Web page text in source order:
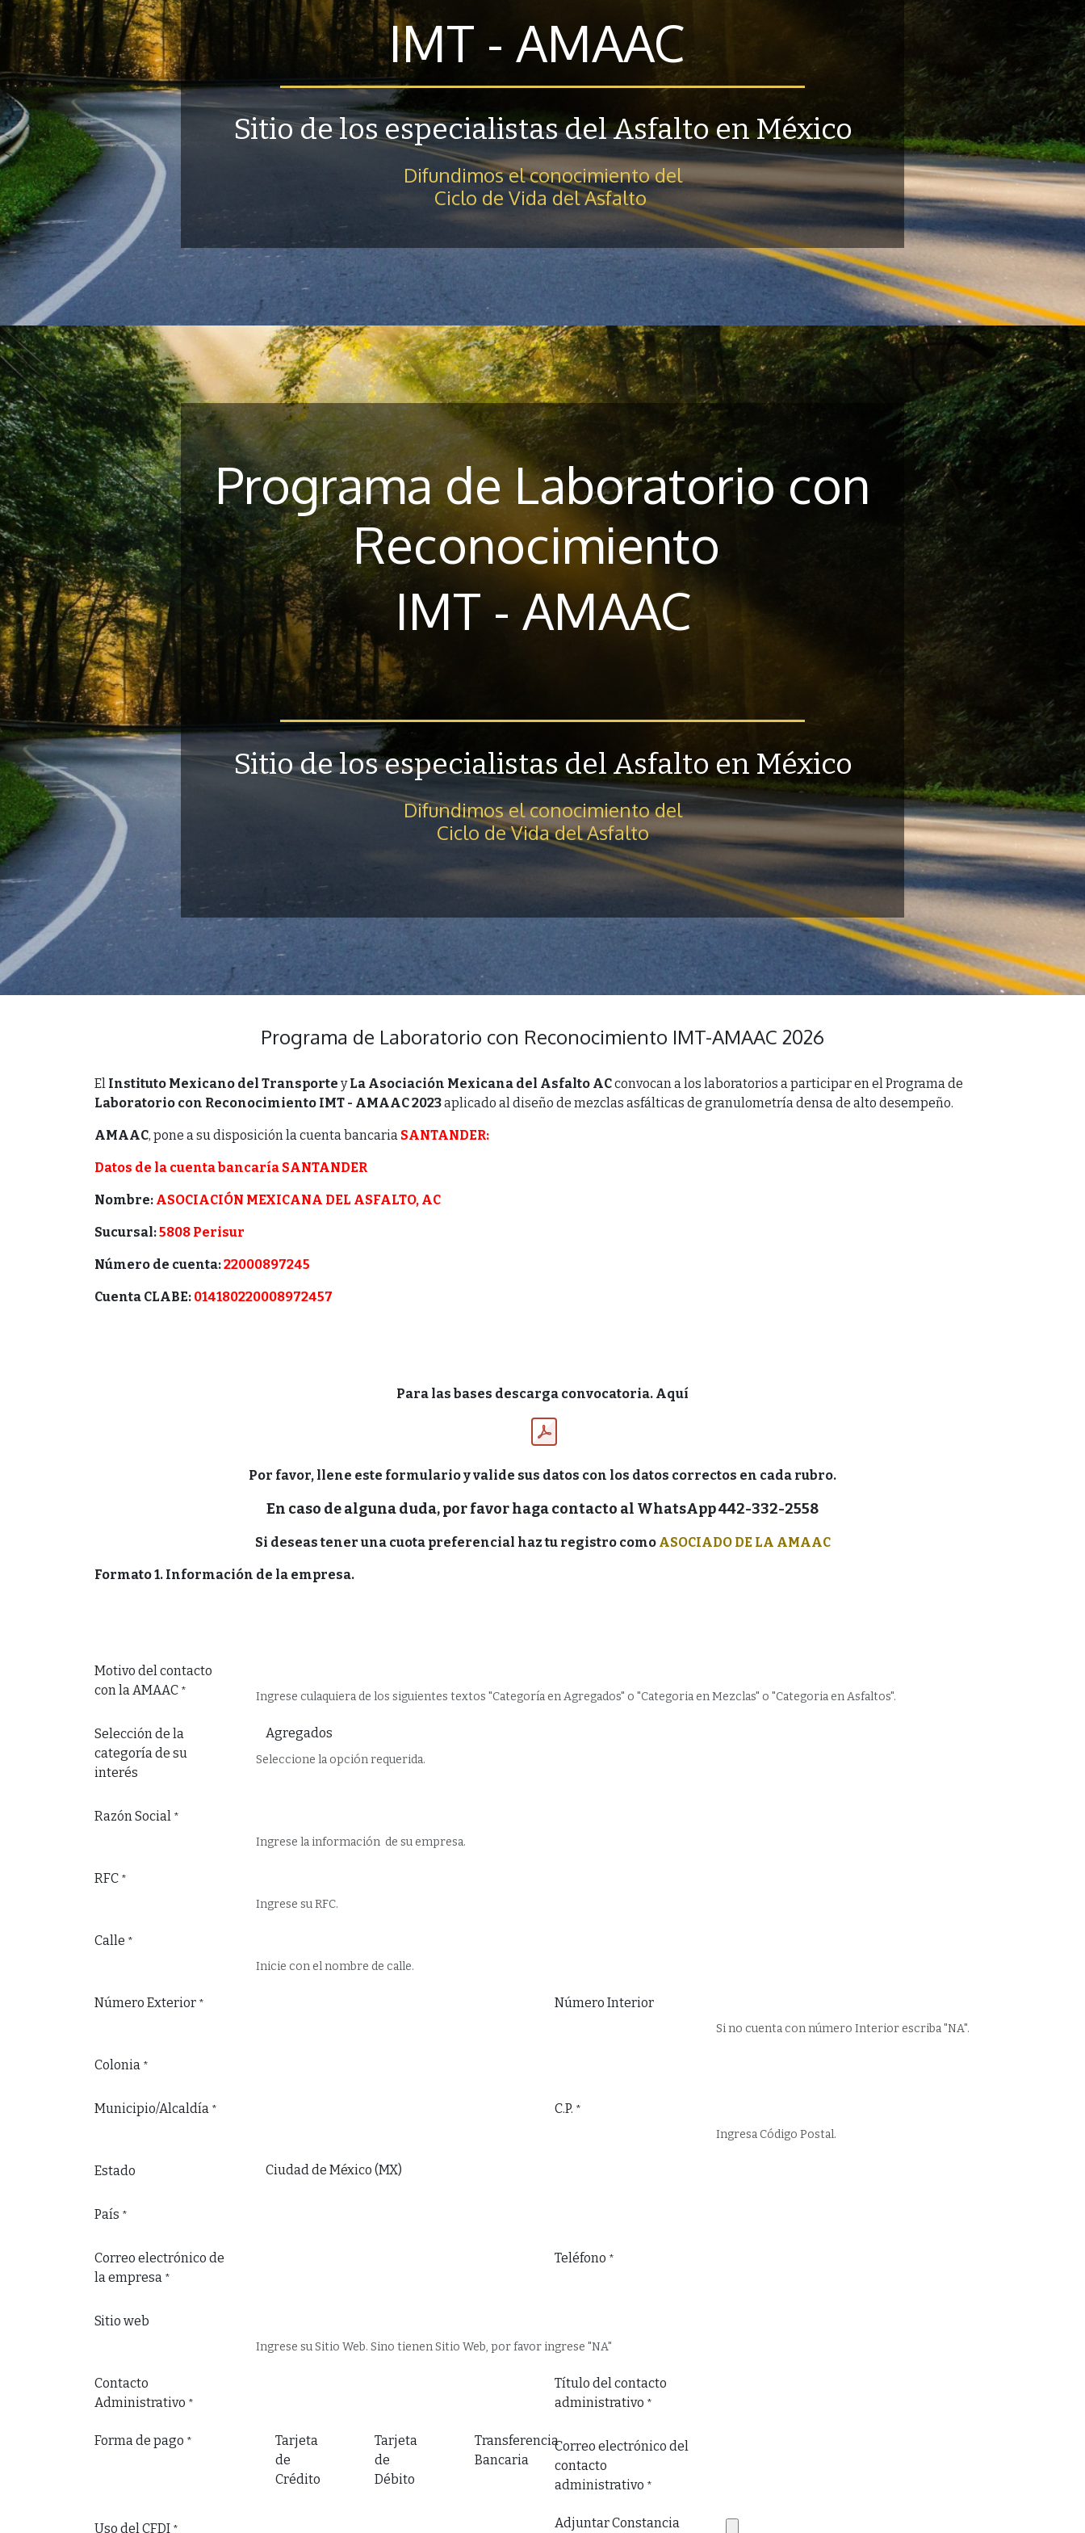
IMT - AMAAC
Sitio de los especialistas del Asfalto en México
Difundimos el conocimiento del
Ciclo de Vida del Asfalto
Programa de Laboratorio con
Reconocimiento
IMT - AMAAC
Sitio de los especialistas del Asfalto en México
Difundimos el conocimiento del
Ciclo de Vida del Asfalto
Programa de Laboratorio con Reconocimiento IMT-AMAAC 2026
El Instituto Mexicano del Transporte yLa Asociación Mexicana del Asfalto ACconvocan a los laboratorios a participar en el Programa de
Laboratorio con Reconocimiento IMT - AMAAC 2023aplicado al diseño de mezclas asfálticas de granulometría densa de alto desempeño.
AMAAC, pone a su disposición la cuenta bancaria SANTANDER:
Datos de la cuenta bancaría SANTANDER
Nombre: ASOCIACIÓN MEXICANA DEL ASFALTO, AC
Sucursal:5808 Perisur
Número de cuenta:22000897245
Cuenta CLABE: 014180220008972457
Para las bases descarga convocatoria. Aquí
Por favor, llene este formulario y valide sus datos con los datos correctos en cada rubro.
En caso de alguna duda, por favor haga contacto al WhatsApp 442-332-2558
Si deseas tener una cuota preferencial haz tu registro como ASOCIADO DE LA AMAAC
Formato 1. Información de la empresa.
Motivo del contacto
con la AMAAC * Ingrese culaquiera de los siguientes textos "Categoría en Agregados" o "Categoria en Mezclas" o "Categoria en Asfaltos".
Selección de la
categoría de su
interés
Seleccione la opción requerida.
Razón Social *
Ingrese la información de su empresa.
RFC *
Ingrese su RFC.
Calle *
Inicie con el nombre de calle.
Número Exterior * Número Interior
Si no cuenta con número Interior escriba "NA".
Colonia *
Municipio/Alcaldía * C.P. *
Ingresa Código Postal.
Estado
País *
Correo electrónico de
la empresa *
Teléfono *
Sitio web
Ingrese su Sitio Web. Sino tienen Sitio Web, por favor ingrese "NA"
Contacto
Administrativo *
Título del contacto
administrativo *
Forma de pago *
Tarjeta
de
Crédito
Tarjeta
de
Débito
Transferencia
Bancaria
Correo electrónico del
contacto
administrativo *
Uso del CFDI * Adjuntar Constancia